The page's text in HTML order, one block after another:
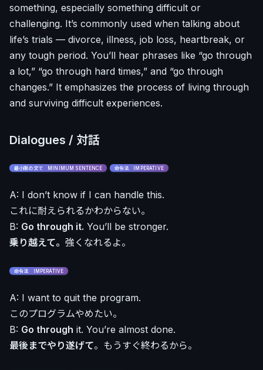
something, especially something difficult or
challenging. It’s commonly used when talking about
life’s trials — divorce, illness, job loss, heartbreak, or
any tough period. You’ll hear phrases like “go through
a lot,” “go through hard times,” and “go through
changes.” It emphasizes the process of living through
and surviving difficult experiences.
Dialogues / 対話
最小限の文で MINIMUM SENTENCE 命令法 IMPERATIVE
A: I don’t know if I can handle this.
これに耐えられるかわからない。
B: Go through it. You’ll be stronger.
乗り越えて。 強くなれるよ。
命令法 IMPERATIVE
A: I want to quit the program.
このプログラムやめたい。
B: Go through it. You’re almost done.
最後までやり遂げて。もうすぐ終わるから。